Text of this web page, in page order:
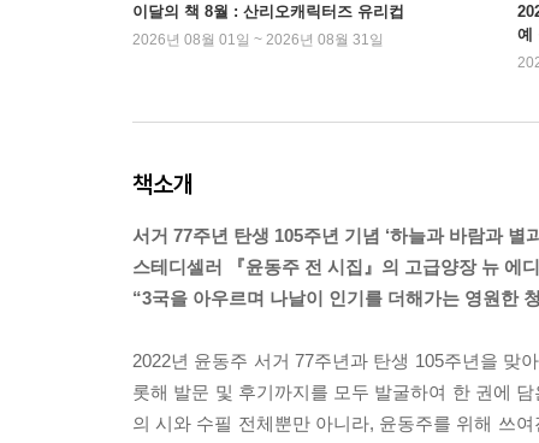
이달의 책 8월 : 산리오캐릭터즈 유리컵
2026년 08월 01일 ~ 2026년 08월 31일
예
책소개
서거 77주년 탄생 105주년 기념 ‘하늘과 바람과 별
스테디셀러 『윤동주 전 시집』의 고급양장 뉴 에
“3국을 아우르며 나날이 인기를 더해가는 영원한
2022년 윤동주 서거 77주년과 탄생 105주년을 맞
롯해 발문 및 후기까지를 모두 발굴하여 한 권에
의 시와 수필 전체뿐만 아니라, 윤동주를 위해 쓰